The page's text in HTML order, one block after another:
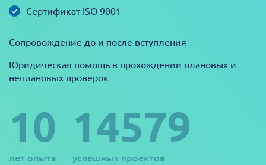
Сертификат ISO 9001
Сопровождение до и после вступления
Юридическая помощь в прохождении плановых и
неплановых проверок
10
лет опыта
14579
успешных проектов